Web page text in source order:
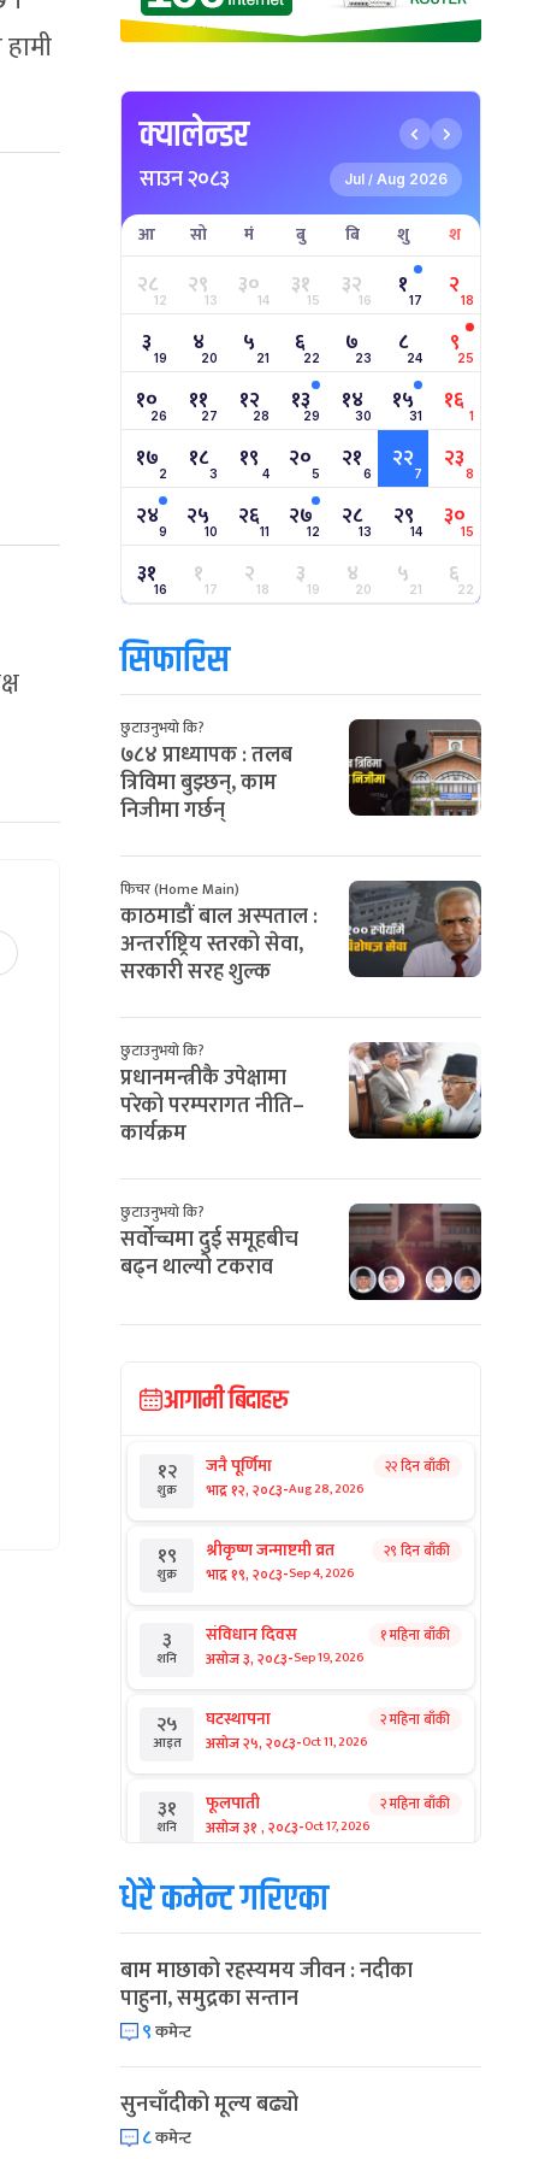
क्यालेन्डर
साउन २०८३ Jul / Aug 2026
आ सो मं बु बि शु श
२८12 २९13 ३०14 ३१15 ३२16 १17 २18
३ 19 ४20 ५ 21 ६22 ७23 ८24 ९25
१०26 ११27 १२28 १३29 १४30 १५31 १६ 1
१७2 १८3 १९ 4 २०5 २१6 २२7 २३8
२४9 २५10 २६11 २७12 २८13 २९14 ३०15
३१16 १17 २18 ३19 ४20 ५21 ६22
सिफारिस
छुटाउनुभयो कि?
७८४ प्राध्यापक : तलब
त्रिविमा बुझ्छन्, काम
निजीमा गर्छन्
फिचर (Home Main)
काठमाडौं बाल अस्पताल :
अन्तर्राष्ट्रिय स्तरको सेवा,
सरकारी सरह शुल्क
छुटाउनुभयो कि?
प्रधानमन्त्रीकै उपेक्षामा
परेको परम्परागत नीति–
कार्यक्रम
छुटाउनुभयो कि?
सर्वोच्चमा दुई समूहबीच
बढ्न थाल्यो टकराव
आगामी बिदाहरु
१२
शुक्र
जनै पूर्णिमा
भाद्र १२, २०८३-Aug 28, 2026
२२ दिन बाँकी
१९
शुक्र
श्रीकृष्ण जन्माष्टमी व्रत
भाद्र १९, २०८३-Sep 4, 2026
२९ दिन बाँकी
३
शनि
संविधान दिवस
असोज ३, २०८३-Sep 19, 2026
१ महिना बाँकी
२५
आइत
घटस्थापना
असोज २५, २०८३-Oct 11, 2026
२ महिना बाँकी
३१
शनि
फूलपाती
असोज ३१ , २०८३-Oct 17, 2026
२ महिना बाँकी
१
आइत
कार्तिक सङ्क्रान्ति
कार्तिक १, २०८३-Oct 18, 2026
३
मंगल
महानवमी
कार्तिक ३, २०८३-
२ महिना बाँकी
४
५
धेरै कमेन्ट गरिएका
बाम माछाको रहस्यमय जीवन : नदीका
पाहुना, समुद्रका सन्तान
९कमेन्ट
सुनचाँदीको मूल्य बढ्यो
८कमेन्ट